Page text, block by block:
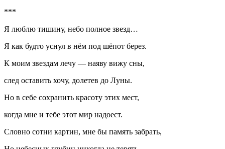
***
Я люблю тишину, небо полное звезд…
Я как будто уснул в нём под шёпот берез.
К моим звездам лечу — наяву вижу сны,
след оставить хочу, долетев до Луны.
Но в себе сохранить красоту этих мест,
когда мне и тебе этот мир надоест.
Словно сотни картин, мне бы память забрать,